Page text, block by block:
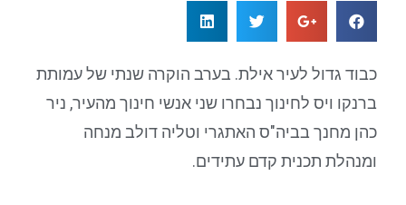
כבוד גדול לעיר אילת. בערב הוקרה שנתי של עמותת
ברנקו ויס לחינוך נבחרו שני אנשי חינוך מהעיר, ניר
כהן מחנך בביה"ס האתגרי וטליה דולב מנחה
ומנהלת תכנית קדם עתידים.